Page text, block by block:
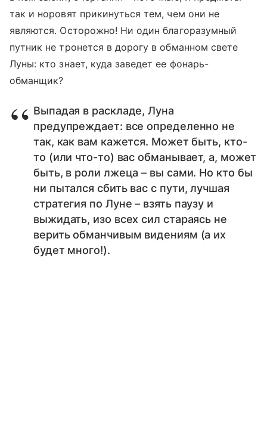
так и норовят прикинуться тем, чем они не
являются. Осторожно! Ни один благоразумный
путник не тронется в дорогу в обманном свете
Луны: кто знает, куда заведет ее фонарь-
обманщик?
Выпадая в раскладе, Луна
предупреждает: все определенно не
так, как вам кажется. Может быть, кто-
то (или что-то) вас обманывает, а, может
быть, в роли лжеца – вы сами. Но кто бы
ни пытался сбить вас с пути, лучшая
стратегия по Луне – взять паузу и
выжидать, изо всех сил стараясь не
верить обманчивым видениям (а их
будет много!).